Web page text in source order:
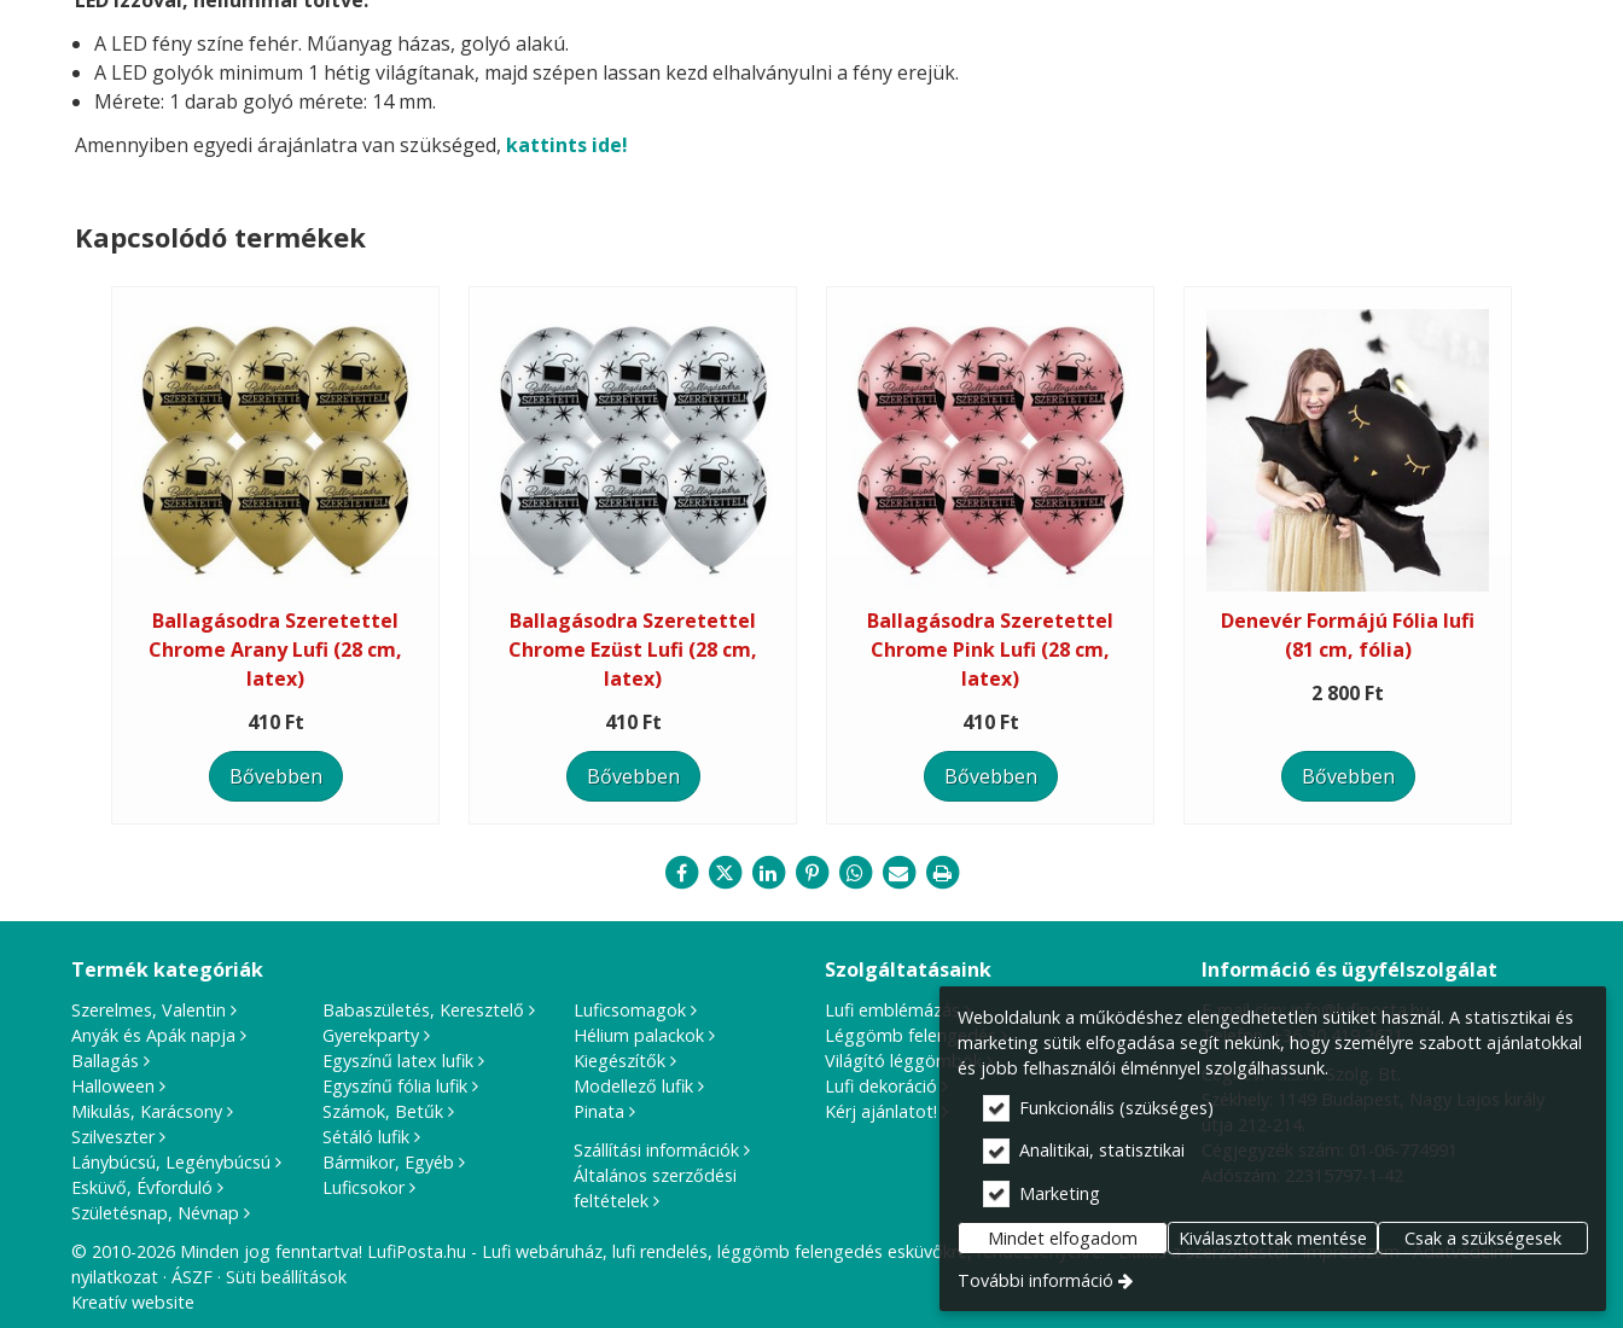
A LED fény színe fehér. Műanyag házas, golyó alakú.
A LED golyók minimum 1 hétig világítanak, majd szépen lassan kezd elhalványulni a fény erejük.
Mérete: 1 darab golyó mérete: 14 mm.
Amennyiben egyedi árajánlatra van szükséged, kattints ide!
Kapcsolódó termékek
Ballagásodra Szeretettel
Chrome Arany Lufi (28 cm,
latex)
410 Ft
Bővebben
Ballagásodra Szeretettel
Chrome Ezüst Lufi (28 cm,
latex)
410 Ft
Bővebben
Ballagásodra Szeretettel
Chrome Pink Lufi (28 cm,
latex)
410 Ft
Bővebben
Denevér Formájú Fólia lufi
(81 cm, fólia)
2 800 Ft
Bővebben
Termék kategóriák
Szerelmes, Valentin
Anyák és Apák napja
Ballagás
Halloween
Mikulás, Karácsony
Szilveszter
Lánybúcsú, Legénybúcsú
Esküvő, Évforduló
Születésnap, Névnap
Babaszületés, Keresztelő
Gyerekparty
Egyszínű latex lufik
Egyszínű fólia lufik
Számok, Betűk
Sétáló lufik
Bármikor, Egyéb
Luficsokor
Luficsomagok
Hélium palackok
Kiegészítők
Modellező lufik
Pinata
Szállítási információk
Általános szerződési
feltételek
Szolgáltatásaink
Lufi emblémázás
Léggömb felengedés
Világító léggömbök
Lufi dekoráció
Kérj ajánlatot!
Információ és ügyfélszolgálat
E-mail cím:info@lufiposta.hu
Telefon:+36 30 419 2621
Cégnév: F.I.S.H. Szolg. Bt.
Székhely: 1149 Budapest, Nagy Lajos király
útja 212-214.
Cégjegyzék szám: 01-06-774991
Adószám: 22315797-1-42
© 2010-2026 Minden jog fenntartva! LufiPosta.hu - Lufi webáruház, lufi rendelés, léggömb felengedés esküvőkre, rendezvényekre. Elállás a szerződéstől Impresszum Adatvédelmi
nyilatkozat ÁSZF Süti beállítások
Kreatív website
Weboldalunk a működéshez elengedhetetlen sütiket használ. A statisztikai és
marketing sütik elfogadása segít nekünk, hogy személyre szabott ajánlatokkal
és jobb felhasználói élménnyel szolgálhassunk.
Funkcionális (szükséges)
Analitikai, statisztikai
Marketing
Mindet elfogadom
Kiválasztottak mentése
Csak a szükségesek
További információ